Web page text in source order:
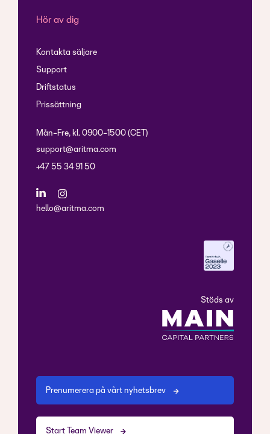
Hör av dig
Kontakta säljare
Support
Driftstatus
Prissättning
Mån-Fre, kl. 0900-1500 (CET)
support@aritma.com
+47 55 34 91 50
hello@aritma.com
Stöds av
Prenumerera på vårt nyhetsbrev
Start Team Viewer